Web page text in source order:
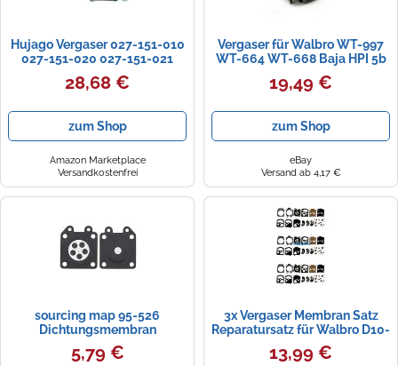
Hujago Vergaser 027-151-010
027-151-020 027-151-021
957-151-100 für Walbr-o WT-
61 WT-76 WT-465 WT-742
28,68 €
zum Shop
Amazon Marketplace
Versandkostenfrei
Vergaser für Walbro WT-997
WT-664 WT-668 Baja HPI 5b
5T FG Motor 1/5 Rc Autos
19,49 €
zum Shop
eBay
Versand ab 4,17 €
sourcing map 95-526
Dichtungsmembran
Umbausatz für Walbro WA
WT WY Vergasermotoren der
5,79 €
3x Vergaser Membran Satz
Reparatursatz für Walbro D10-
WAT WA WT Dolmar Solo
13,99 €